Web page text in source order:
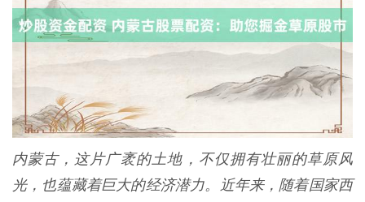
内蒙古，这片广袤的土地，不仅拥有壮丽的草原风
光，也蕴藏着巨大的经济潜力。近年来，随着国家西